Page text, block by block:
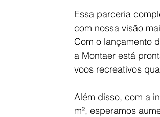
Essa parceria
com nossa visão
Com o lançamento
a Montaer está
voos recreativos
Além disso, com a
m², esperamos